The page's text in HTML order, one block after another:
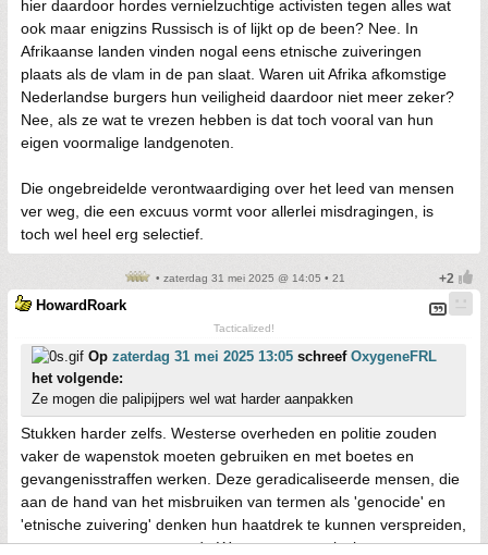
hier daardoor hordes vernielzuchtige activisten tegen alles wat
ook maar enigzins Russisch is of lijkt op de been? Nee. In
Afrikaanse landen vinden nogal eens etnische zuiveringen
plaats als de vlam in de pan slaat. Waren uit Afrika afkomstige
Nederlandse burgers hun veiligheid daardoor niet meer zeker?
Nee, als ze wat te vrezen hebben is dat toch vooral van hun
eigen voormalige landgenoten.
Die ongebreidelde verontwaardiging over het leed van mensen
ver weg, die een excuus vormt voor allerlei misdragingen, is
toch wel heel erg selectief.
• zaterdag 31 mei 2025 @ 14:05 • 21
HowardRoark
Tacticalized!
Op zaterdag 31 mei 2025 13:05 schreef OxygeneFRL
het volgende:
Ze mogen die palipijpers wel wat harder aanpakken
Stukken harder zelfs. Westerse overheden en politie zouden
vaker de wapenstok moeten gebruiken en met boetes en
gevangenisstraffen werken. Deze geradicaliseerde mensen, die
aan de hand van het misbruiken van termen als 'genocide' en
'etnische zuivering' denken hun haatdrek te kunnen verspreiden,
vormen een gevaar voor de Westerse samenlevingen.